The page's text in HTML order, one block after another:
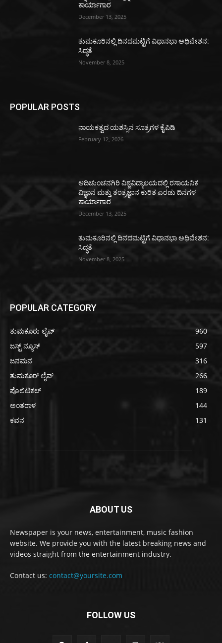
ಕಾರ್ಯಾಗಾರ
December 13, 2025
ತುಮಕೂರಿನಲ್ಲಿ ದಿನದಮಟ್ಟಿಗೆ ವಿಧಾನಭಾ ಅಧಿವೇಶನ:
ಸಿದ್ಧತೆ
November 8, 2025
POPULAR POSTS
ನಾಯಕತ್ವದ ಯಶಸ್ಸಿನ ಸೂತ್ರಗಳ ಕೈಪಿಡಿ
February 12, 2026
ಆದಿಚುಂಚನಗಿರಿ ವಿಶ್ವವಿದ್ಯಾಲಯದಲ್ಲಿ ರಸಾಯನಿಕ
ವಿಜ್ಞಾನ ಮತ್ತು ತಂತ್ರಜ್ಞಾನ ಕುರಿತ ಎರಡು ದಿನಗಳ
ಕಾರ್ಯಾಗಾರ
December 13, 2025
ತುಮಕೂರಿನಲ್ಲಿ ದಿನದಮಟ್ಟಿಗೆ ವಿಧಾನಭಾ ಅಧಿವೇಶನ:
ಸಿದ್ಧತೆ
November 8, 2025
POPULAR CATEGORY
ತುಮಕೂರು ಲೈವ್
960
ಜಸ್ಟ್ ನ್ಯೂಸ್
597
ಜನಮನ
316
ತುಮಕೂರ್ ಲೈವ್
266
ಪೊಲಿಟಿಕಲ್
189
ಅಂತರಾಳ
144
ಕವನ
131
ABOUT US
Newspaper is your news, entertainment, music fashion
website. We provide you with the latest breaking news and
videos straight from the entertainment industry.
Contact us: contact@yoursite.com
FOLLOW US